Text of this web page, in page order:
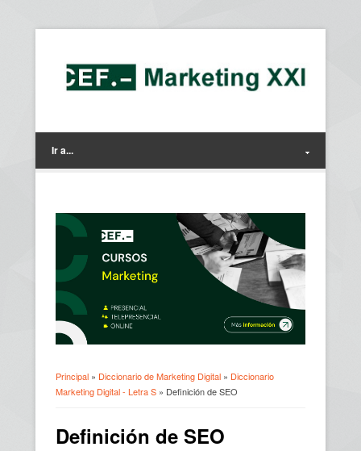
Ir a...
Principal » Diccionario de Marketing Digital » Diccionario
Marketing Digital - Letra S » Definición de SEO
Definición de SEO